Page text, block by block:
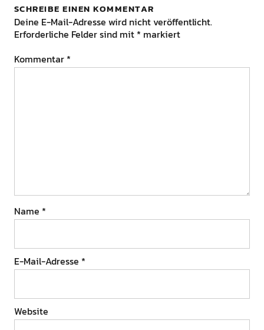
SCHREIBE EINEN KOMMENTAR
Deine E-Mail-Adresse wird nicht veröffentlicht.
Erforderliche Felder sind mit * markiert
Kommentar *
Name *
E-Mail-Adresse *
Website